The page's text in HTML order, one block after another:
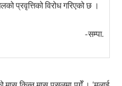
प्रवृत्तिको विरोध गरिएको छ ।
-सम्पा.